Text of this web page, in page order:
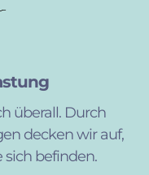
überall. Durch
decken wir auf,
befinden.